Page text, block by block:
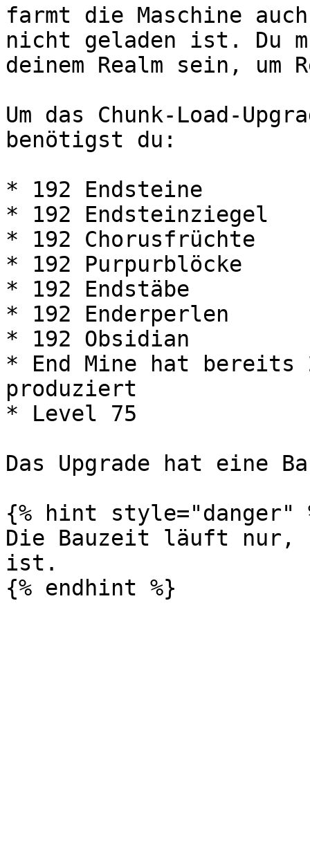
farmt die Maschine
nicht geladen ist. Du
deinem Realm sein, um
Um das Chunk-Load-
benötigst du:
* 192 Endsteine
* 192 Endsteinziegel
* 192 Chorusfrüchte
* 192 Purpurblöcke
* 192 Endstäbe
* 192 Enderperlen
* 192 Obsidian
* End Mine hat bereits
produziert
* Level 75
Das Upgrade hat eine
{% hint style="danger"
Die Bauzeit läuft nur,
ist.